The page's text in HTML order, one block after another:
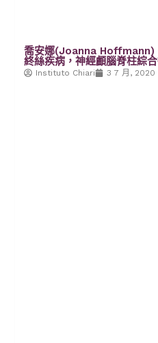
喬安娜(Joanna Hoffmann)
終絲疾病，神經顱腦脊柱綜
Instituto Chiari 3 7 月, 2020